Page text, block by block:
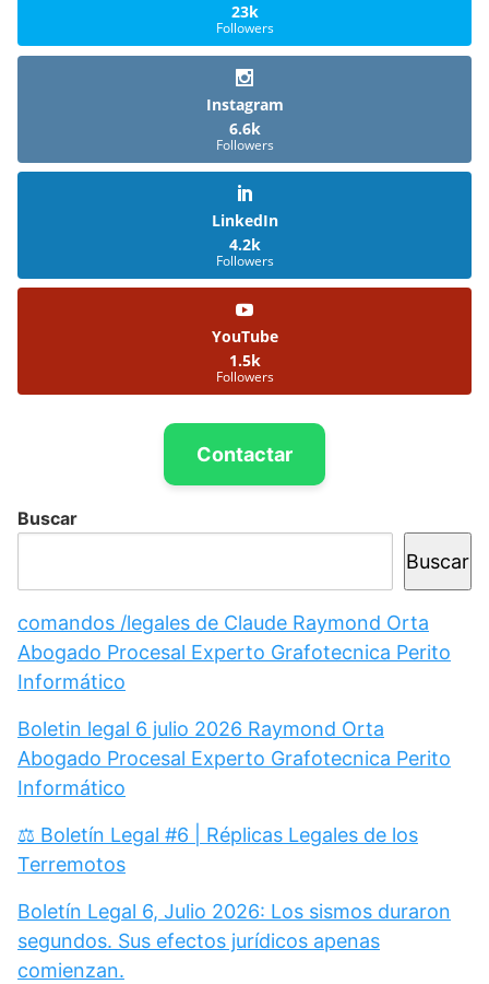
23k
Followers
Instagram
6.6k
Followers
LinkedIn
4.2k
Followers
YouTube
1.5k
Followers
Contactar
Buscar
Buscar
comandos /legales de Claude Raymond Orta
Abogado Procesal Experto Grafotecnica Perito
Informático
Boletin legal 6 julio 2026 Raymond Orta
Abogado Procesal Experto Grafotecnica Perito
Informático
⚖️ Boletín Legal #6 | Réplicas Legales de los
Terremotos
Boletín Legal 6, Julio 2026: Los sismos duraron
segundos. Sus efectos jurídicos apenas
comienzan.